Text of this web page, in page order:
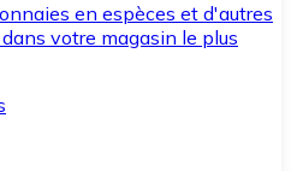
en espèces et d'autres
votre magasin le plus